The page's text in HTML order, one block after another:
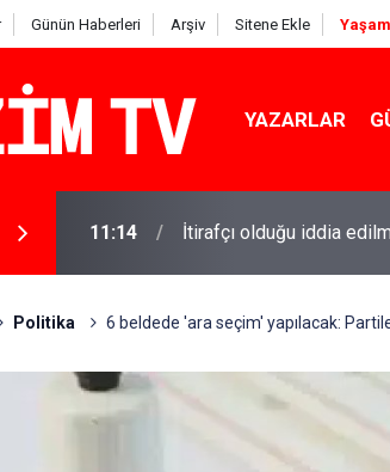
Günün Haberleri Arşiv Sitene Ekle Yaşam
YAZARLAR
11:14 İtirafçı olduğu iddia
Politika 6 beldede 'ara seçim' yapılacak: